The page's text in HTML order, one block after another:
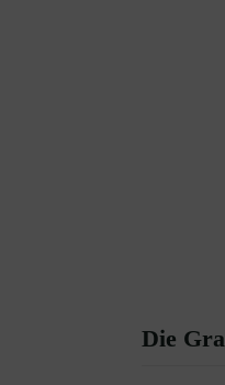
Die